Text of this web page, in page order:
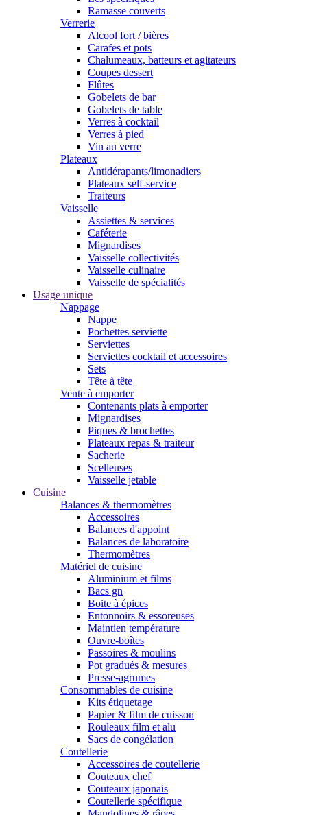
Ramasse couverts
Verrerie
Alcool fort / bières
Carafes et pots
Chalumeaux, batteurs et agitateurs
Coupes dessert
Flûtes
Gobelets de bar
Gobelets de table
Verres à cocktail
Verres à pied
Vin au verre
Plateaux
Antidérapants/limonadiers
Plateaux self-service
Traiteurs
Vaisselle
Assiettes & services
Caféterie
Mignardises
Vaisselle collectivités
Vaisselle culinaire
Vaisselle de spécialités
Usage unique
Nappage
Nappe
Pochettes serviette
Serviettes
Serviettes cocktail et accessoires
Sets
Tête à tête
Vente à emporter
Contenants plats à emporter
Mignardises
Piques & brochettes
Plateaux repas & traiteur
Sacherie
Scelleuses
Vaisselle jetable
Cuisine
Balances & thermomètres
Accessoires
Balances d'appoint
Balances de laboratoire
Thermomètres
Matériel de cuisine
Aluminium et films
Bacs gn
Boite à épices
Entonnoirs & essoreuses
Maintien température
Ouvre-boîtes
Passoires & moulins
Pot gradués & mesures
Presse-agrumes
Consommables de cuisine
Kits étiquetage
Papier & film de cuisson
Rouleaux film et alu
Sacs de congélation
Coutellerie
Accessoires de coutellerie
Couteaux chef
Couteaux japonais
Coutellerie spécifique